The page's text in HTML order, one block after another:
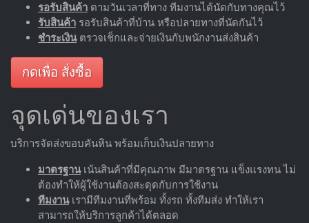
รอรับสินค้า ตามวันเวลาที่ทาง ทีมงานได้นัดกับทางคุณไว้
รับสินค้า รอรับสินค้าที่บ้าน หรือปลายทางที่นัดกันไว้
ชำระเงินตรวจเช็กและจ่ายเงินกับพนักงานส่งสินค้า
กดเพื่อ สั่งซื้อ
จุดเด่นของเรา
บริการจัดส่งขอบคันหิน พร้อมเก็บเงินปลายทาง
มาตรฐานเน้นสินค้าที่มีคุณภาพ มีมาตรฐาน แข็งแรงทน ไม่
ต้องทำให้ผู้ใช้งานต้องสะดุดกับการใช้งาน
ทีมงานเรามีทีมงานที่พร้อม ทั้งรถ ทั้งทีมส่ง ทำให้เรา
สามารถให้บริการลูกค้าได้ตลอด